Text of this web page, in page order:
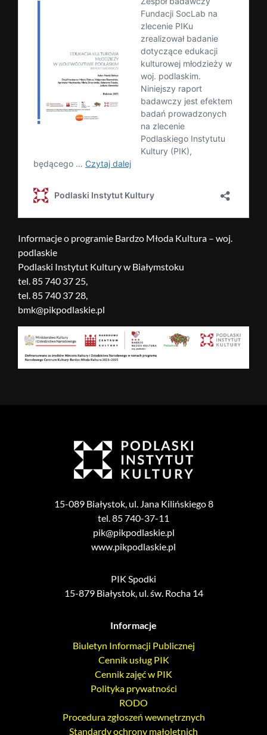
Informacje o programie Bardzo Młoda Kultura – woj.
podlaskie
Podlaski Instytut Kultury w Białymstoku
tel. 85 740 37 25,
tel. 85 740 37 28,
bmk@pikpodlaskie.pl
15-089 Białystok, ul. Jana Kilińskiego 8
tel. 85 740-37-11
pik@pikpodlaskie.pl
www.pikpodlaskie.pl
PIK Spodki
15-879 Białystok, ul. św. Rocha 14
Informacje
Biuletyn Informacji Publicznej
Cennik usług PIK
Cennik zajęć w PIK
Polityka prywatności
RODO
Procedura zgłoszeń wewnętrznych
Standardy ochrony małoletnich